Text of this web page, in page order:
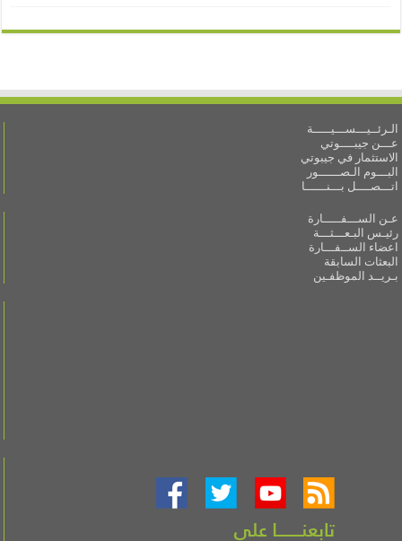
الـرئــيـــســـيـــــة
عـــن جيبــــوتي
الاستثمار في جيبوتي
البـــوم الـصــــــور
اتـــصــــل بـــنــــــا
عـن الســـفـــــارة
رئيـس البـعـــثـــة
اعضاء الســفـــارة
البعثات السابقة
بـريــد الموظفـين